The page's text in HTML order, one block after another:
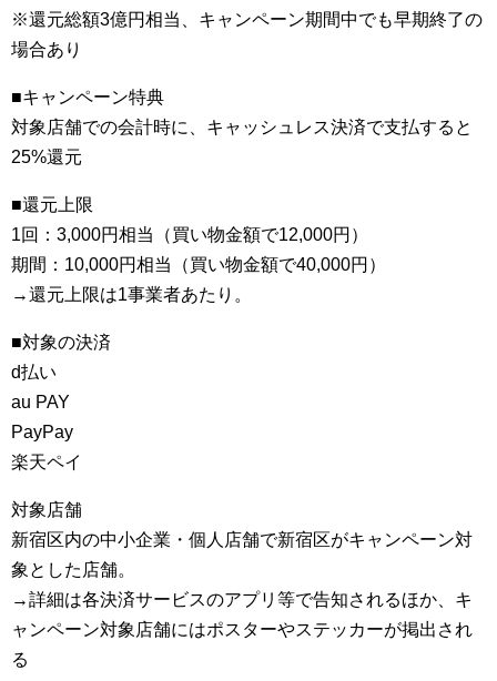
※還元総額3億円相当、キャンペーン期間中でも早期終了の
場合あり
■キャンペーン特典
対象店舗での会計時に、キャッシュレス決済で支払すると
25%還元
■還元上限
1回：3,000円相当（買い物金額で12,000円）
期間：10,000円相当（買い物金額で40,000円）
→還元上限は1事業者あたり。
■対象の決済
d払い
au PAY
PayPay
楽天ペイ
対象店舗
新宿区内の中小企業・個人店舗で新宿区がキャンペーン対
象とした店舗。
→詳細は各決済サービスのアプリ等で告知されるほか、キ
ャンペーン対象店舗にはポスターやステッカーが掲出され
る